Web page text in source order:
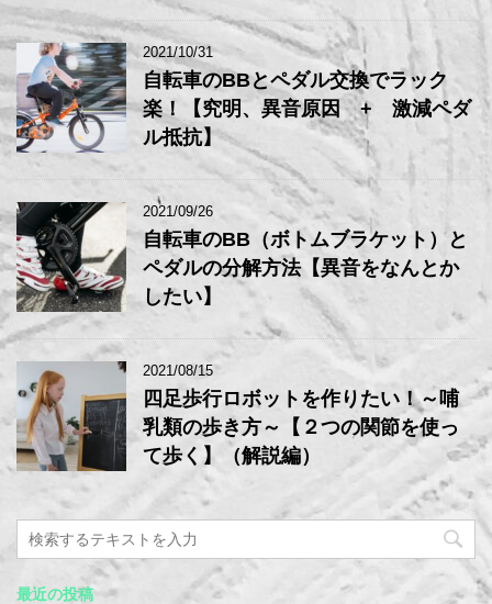
2021/10/31
自転車のBBとペダル交換でラック
楽！【究明、異音原因 + 激減ペダ
ル抵抗】
2021/09/26
自転車のBB（ボトムブラケット）と
ペダルの分解方法【異音をなんとか
したい】
2021/08/15
四足歩行ロボットを作りたい！～哺
乳類の歩き方～【２つの関節を使っ
て歩く】（解説編）
最近の投稿